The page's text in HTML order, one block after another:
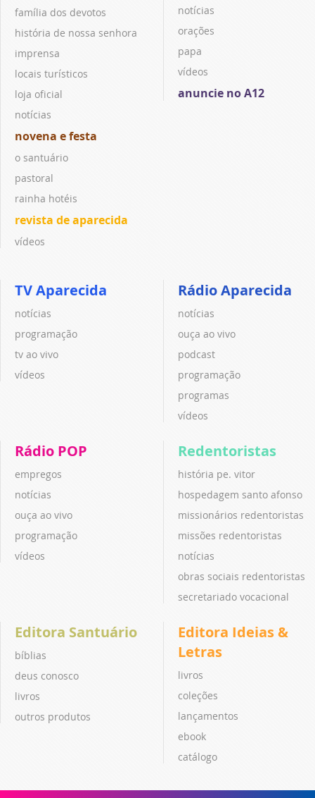
família dos devotos
história de nossa senhora
imprensa
locais turísticos
loja oficial
notícias
novena e festa
o santuário
pastoral
rainha hotéis
revista de aparecida
vídeos
notícias
orações
papa
vídeos
anuncie no A12
TV Aparecida
notícias
programação
tv ao vivo
vídeos
Rádio Aparecida
notícias
ouça ao vivo
podcast
programação
programas
vídeos
Rádio POP
empregos
notícias
ouça ao vivo
programação
vídeos
Redentoristas
história pe. vitor
hospedagem santo afonso
missionários redentoristas
missões redentoristas
notícias
obras sociais redentoristas
secretariado vocacional
Editora Santuário
bíblias
deus conosco
livros
outros produtos
Editora Ideias &
Letras
livros
coleções
lançamentos
ebook
catálogo